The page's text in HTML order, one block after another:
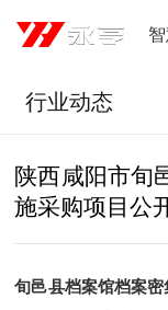
行业动态
陕西咸阳市旬
施采购项目公
旬邑县档案馆档案